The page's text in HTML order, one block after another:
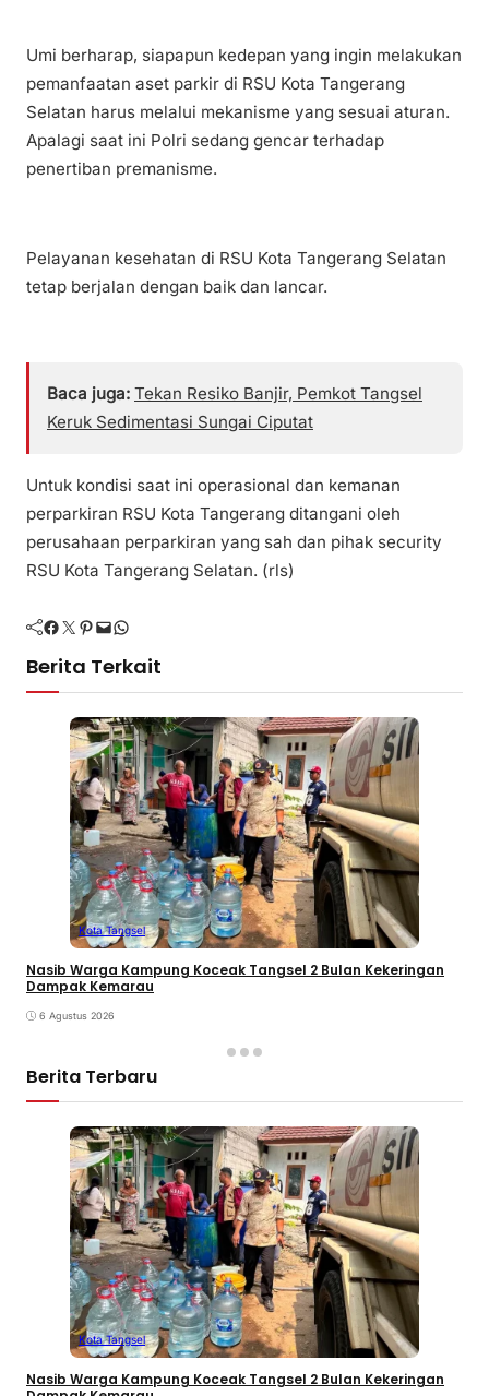
Umi berharap, siapapun kedepan yang ingin melakukan
pemanfaatan aset parkir di RSU Kota Tangerang
Selatan harus melalui mekanisme yang sesuai aturan.
Apalagi saat ini Polri sedang gencar terhadap
penertiban premanisme.
Pelayanan kesehatan di RSU Kota Tangerang Selatan
tetap berjalan dengan baik dan lancar.
Baca juga: Tekan Resiko Banjir, Pemkot Tangsel
Keruk Sedimentasi Sungai Ciputat
Untuk kondisi saat ini operasional dan kemanan
perparkiran RSU Kota Tangerang ditangani oleh
perusahaan perparkiran yang sah dan pihak security
RSU Kota Tangerang Selatan. (rls)
Facebook Twitter Pinterest Mail WhatsApp
Berita Terkait
Kota Tangsel
Nasib Warga Kampung Koceak Tangsel 2 Bulan Kekeringan
Dampak Kemarau
6 Agustus 2026
Berita Terbaru
Kota Tangsel
Nasib Warga Kampung Koceak Tangsel 2 Bulan Kekeringan